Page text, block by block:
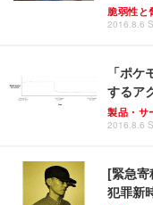
脆弱性と
2016.8.6
「ポ
するア
製品・サ
2016.8.6
[緊急
犯罪新